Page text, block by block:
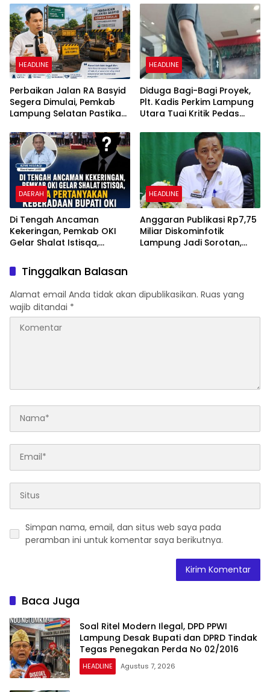
No 02/2016
Sutarman
HEADLINE
Perbaikan Jalan RA Basyid
Segera Dimulai, Pemkab
Lampung Selatan Pastikan
Aman dan Nyaman
HEADLINE
Diduga Bagi-Bagi Proyek,
Plt. Kadis Perkim Lampung
Utara Tuai Kritik Pedas
DAERAH
Di Tengah Ancaman
Kekeringan, Pemkab OKI
Gelar Shalat Istisqa,
Keberadaan Bupati OKI
HEADLINE
Anggaran Publikasi Rp7,75
Miliar Diskominfotik
Lampung Jadi Sorotan,
Tinggalkan Balasan
Alamat email Anda tidak akan dipublikasikan. Ruas yang
wajib ditandai *
Simpan nama, email, dan situs web saya pada
peramban ini untuk komentar saya berikutnya.
Baca Juga
Soal Ritel Modern Ilegal, DPD PPWI
Lampung Desak Bupati dan DPRD Tindak
Tegas Penegakan Perda No 02/2016
HEADLINE Agustus 7, 2026